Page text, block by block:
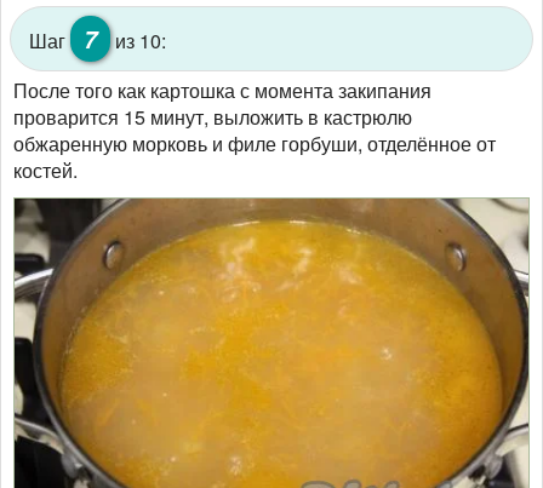
Шаг 7
из 10:
После того как картошка с момента закипания
проварится 15 минут, выложить в кастрюлю
обжаренную морковь и филе горбуши, отделённое от
костей.